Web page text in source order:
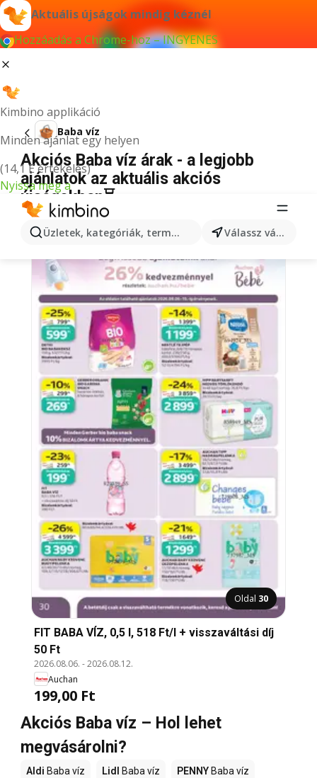
Aktuális újságok mindig kéznél
Hozzáadás a Chrome-hoz – INGYENES
Kimbino applikáció
Minden ajánlat egy helyen
(14,1 E értékelés)
Nyissa meg a
Üzletek, kategóriák, termékek keresése... Válassz várost
Baba víz
Akciós Baba víz árak - a legjobb
ajánlatok az aktuális akciós
újságokban⏳
Oldal 30
FIT BABA VÍZ, 0,5 l, 518 Ft/l + visszaváltási díj
50 Ft
2026.08.06. -2026.08.12.
Auchan
199,00 Ft
Akciós Baba víz – Hol lehet
megvásárolni?
Aldi Baba víz Lidl Baba víz PENNY Baba víz